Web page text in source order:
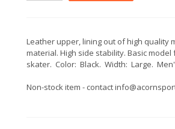
Leather upper, lining out of high quality
material. High side stability. Basic
skater. Color: Black. Width: Large.
Non-stock item - contact